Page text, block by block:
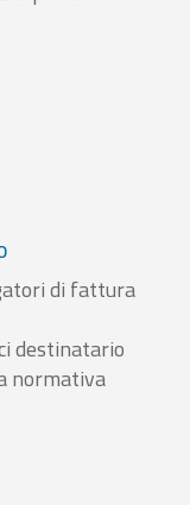
di fattura
destinatario
normativa